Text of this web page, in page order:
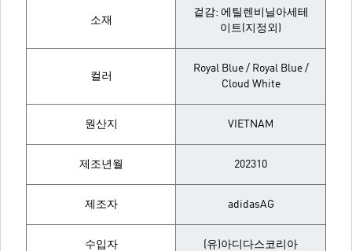
소재
겉감: 에틸렌비닐아세테
이트(지정외)
컬러
Royal Blue / Royal Blue /
Cloud White
원산지 VIETNAM
제조년월 202310
제조자 adidasAG
수입자 (유)아디다스코리아